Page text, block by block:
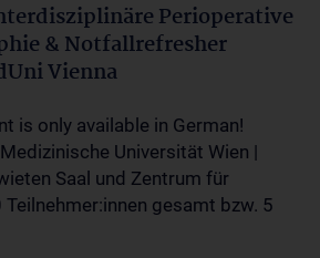
Perioperative
& Notfallrefresher
Vienna
is only available in German!
Universität Wien |
Saal und Zentrum für
gesamt bzw. 5